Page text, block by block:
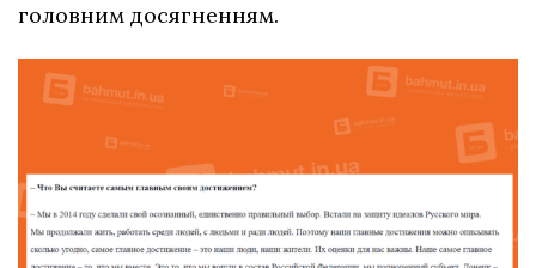
головним досягненням.